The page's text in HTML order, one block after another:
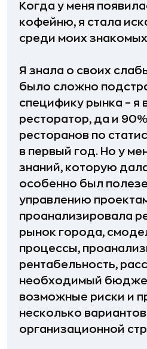
Когда у меня
кофейню, я стала
среди моих
Я знала о своих
было сложно
специфику рынка – я
ресторатор, да и
ресторанов по
в первый год. Но у
знаний, которую
особенно был
управлению
проанализировала
рынок города,
процессы,
рентабельность,
необходимый
возможные риски и
несколько вариантов
организационной